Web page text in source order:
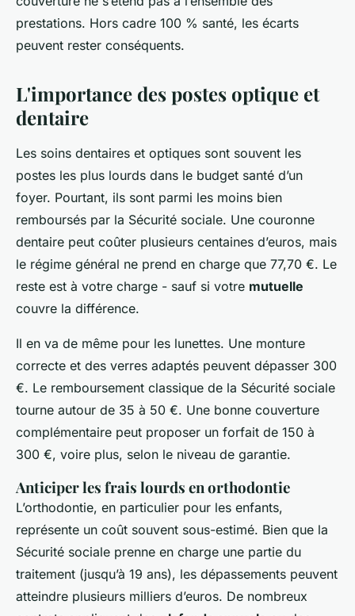
prestations. Hors cadre 100 % santé, les écarts
peuvent rester conséquents.
L'importance des postes optique et
dentaire
Les soins dentaires et optiques sont souvent les
postes les plus lourds dans le budget santé d’un
foyer. Pourtant, ils sont parmi les moins bien
remboursés par la Sécurité sociale. Une couronne
dentaire peut coûter plusieurs centaines d’euros, mais
le régime général ne prend en charge que 77,70 €. Le
reste est à votre charge - sauf si votre mutuelle
couvre la différence.
Il en va de même pour les lunettes. Une monture
correcte et des verres adaptés peuvent dépasser 300
€. Le remboursement classique de la Sécurité sociale
tourne autour de 35 à 50 €. Une bonne couverture
complémentaire peut proposer un forfait de 150 à
300 €, voire plus, selon le niveau de garantie.
Anticiper les frais lourds en orthodontie
L’orthodontie, en particulier pour les enfants,
représente un coût souvent sous-estimé. Bien que la
Sécurité sociale prenne en charge une partie du
traitement (jusqu’à 19 ans), les dépassements peuvent
atteindre plusieurs milliers d’euros. De nombreux